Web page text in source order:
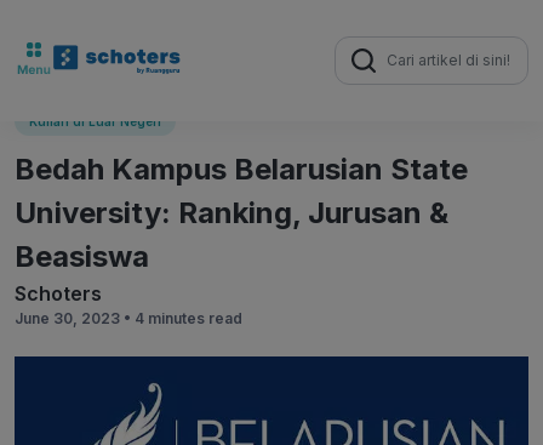
Search
for:
Kuliah di Luar Negeri
Bedah Kampus Belarusian State
University: Ranking, Jurusan &
Beasiswa
Schoters
June 30, 2023 • 4 minutes read